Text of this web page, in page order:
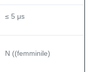
≤ 5 μs
N ((femminile)